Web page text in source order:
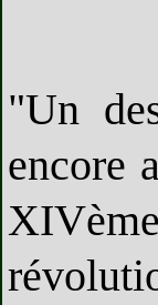
"Un
encore